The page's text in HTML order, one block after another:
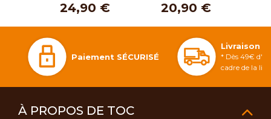
24,90 € 20,90 €
Paiement SÉCURISÉ
Livraison
* Dès 49€
cadre de la
À PROPOS DE TOC